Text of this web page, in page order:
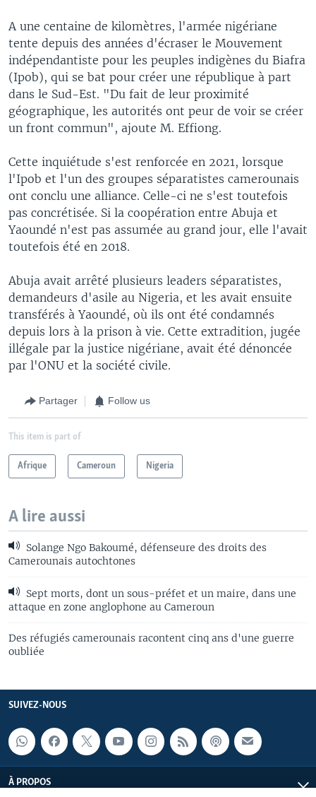
A une centaine de kilomètres, l'armée nigériane
tente depuis des années d'écraser le Mouvement
indépendantiste pour les peuples indigènes du Biafra
(Ipob), qui se bat pour créer une république à part
dans le Sud-Est. "Du fait de leur proximité
géographique, les autorités ont peur de voir se créer
un front commun", ajoute M. Effiong.
Cette inquiétude s'est renforcée en 2021, lorsque
l'Ipob et l'un des groupes séparatistes camerounais
ont conclu une alliance. Celle-ci ne s'est toutefois
pas concrétisée. Si la coopération entre Abuja et
Yaoundé n'est pas assumée au grand jour, elle l'avait
toutefois été en 2018.
Abuja avait arrêté plusieurs leaders séparatistes,
demandeurs d'asile au Nigeria, et les avait ensuite
transférés à Yaoundé, où ils ont été condamnés
depuis lors à la prison à vie. Cette extradition, jugée
illégale par la justice nigériane, avait été dénoncée
par l'ONU et la société civile.
Partager Follow us
This item is part of
Afrique Cameroun Nigeria
A lire aussi
Solange Ngo Bakoumé, défenseure des droits des
Camerounais autochtones
Sept morts, dont un sous-préfet et un maire, dans une
attaque en zone anglophone au Cameroun
Des réfugiés camerounais racontent cinq ans d'une guerre
oubliée
SUIVEZ-NOUS
À PROPOS